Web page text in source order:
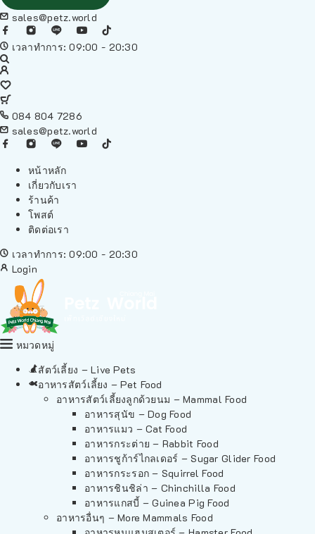
sales@petz.world
เวลาทำการ: 09:00 - 20:30
084 804 7286
sales@petz.world
หน้าหลัก
เกี่ยวกับเรา
ร้านค้า
โพสต์
ติดต่อเรา
เวลาทำการ: 09:00 - 20:30
Login
หมวดหมู่
สัตว์เลี้ยง – Live Pets
อาหารสัตว์เลี้ยง – Pet Food
อาหารสัตว์เลี้ยงลูกด้วยนม – Mammal Food
อาหารสุนัข – Dog Food
อาหารแมว – Cat Food
อาหารกระต่าย – Rabbit Food
อาหารชูก้าร์ไกลเดอร์ – Sugar Glider Food
อาหารกระรอก – Squirrel Food
อาหารชินชิล่า – Chinchilla Food
อาหารแกสบี้ – Guinea Pig Food
อาหารอื่นๆ – More Mammals Food